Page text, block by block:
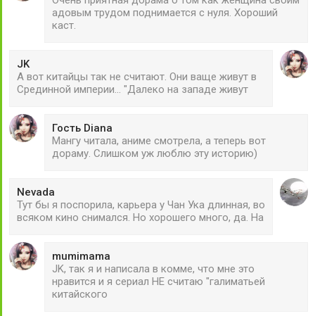
адовым трудом поднимается с нуля. Хороший
каст.
JK
А вот китайцы так не считают. Они ваще живут в
Срединной империи... "Далеко на западе живут
Гость Diana
Мангу читала, аниме смотрела, а теперь вот
дораму. Слишком уж люблю эту историю)
Nevada
Тут бы я поспорила, карьера у Чан Ука длинная, во
всяком кино снимался. Но хорошего много, да. На
mumimama
JK, так я и написала в комме, что мне это
нравится и я сериал НЕ считаю "галиматьей
китайского